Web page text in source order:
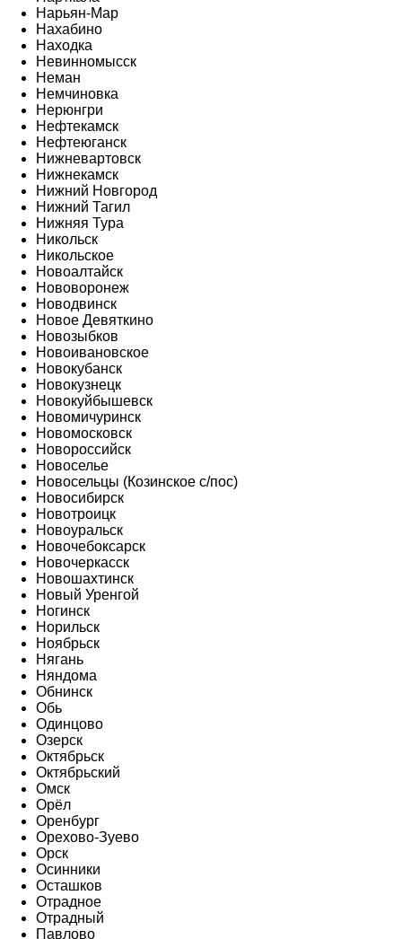
Нарьян-Мар
Нахабино
Находка
Невинномысск
Неман
Немчиновка
Нерюнгри
Нефтекамск
Нефтеюганск
Нижневартовск
Нижнекамск
Нижний Новгород
Нижний Тагил
Нижняя Тура
Никольск
Никольское
Новоалтайск
Нововоронеж
Новодвинск
Новое Девяткино
Новозыбков
Новоивановское
Новокубанск
Новокузнецк
Новокуйбышевск
Новомичуринск
Новомосковск
Новороссийск
Новоселье
Новосельцы (Козинское с/пос)
Новосибирск
Новотроицк
Новоуральск
Новочебоксарск
Новочеркасск
Новошахтинск
Новый Уренгой
Ногинск
Норильск
Ноябрьск
Нягань
Няндома
Обнинск
Обь
Одинцово
Озерск
Октябрьск
Октябрьский
Омск
Орёл
Оренбург
Орехово-Зуево
Орск
Осинники
Осташков
Отрадное
Отрадный
Павлово